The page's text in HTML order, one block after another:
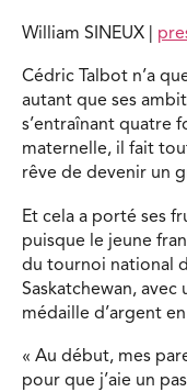
William SINEUX |
Cédric Talbot n’a
autant que ses
s’entraînant quatre
maternelle, il fait
rêve de devenir un
Et cela a porté ses
puisque le jeune
du tournoi national
Saskatchewan,
médaille d’argent
« Au début, mes
pour que j’aie un